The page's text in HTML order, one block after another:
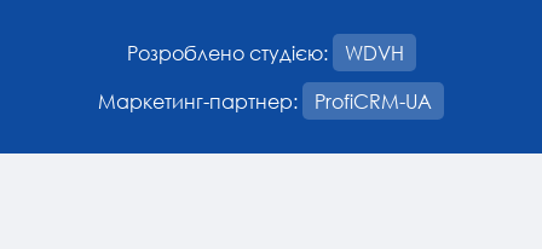
Розроблено студією:
WDVH
Маркетинг-партнер:
ProfiCRM-UA